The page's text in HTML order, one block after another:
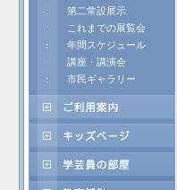
:
第二常設展示
:
これまでの展覧会
:
年間スケジュール
:
講座・講演会
:
市民ギャラリー